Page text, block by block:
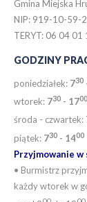
Gmina Miejska
NIP: 919-10-59-
TERYT: 06 04 01
GODZINY
poniedziałek: 730
wtorek: 730 - 1700
środa - czwartek:
piątek: 730 - 1400
Przyjmowanie w
• Burmistrz
każdy wtorek w